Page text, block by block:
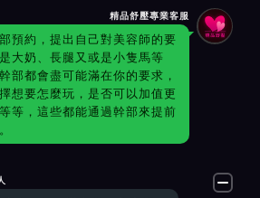
精品舒壓專業客服
預約，提出自己對美容師的要
大奶、長腿又或是小隻馬等
部都會盡可能滿在你的要求，
想要怎麼玩，是否可以加值更
等，這些都能通過幹部來提前